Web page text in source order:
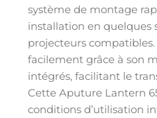
système de montage
installation en quelques
projecteurs
facilement grâce à son
intégrés, facilitant le
Cette Aputure Lantern
conditions d’utilisation